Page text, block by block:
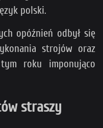
polski.
opóźnień odbył się
strojów oraz
roku imponująco
straszy